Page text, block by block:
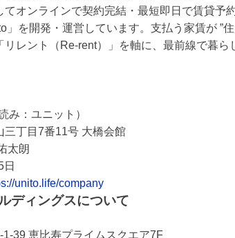
てオンラインで契約完結・最短即日で賃貸予
」を開発・運営しています。支払う家賃が ”
レント（Re-rent）」を軸に、最前線で暮ら
み：ユニット）
三丁目7番11号 大橋会館
太朗
unito.life/company
ディングスについて
39 恵比寿プライムスクエア7F